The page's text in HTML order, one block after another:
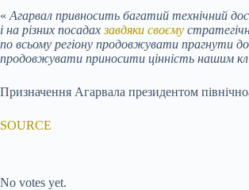
« Агарвал привносить багатий технічний
і на різних посадахзавдяки своєму
по всьому регіону продовжувати прагнути
продовжувати приносити цінність нашим
Призначення Агарвала президентом
SOURCE
No votes yet.